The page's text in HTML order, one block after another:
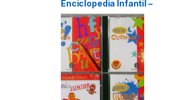
Pedagogía,Infantil,Informática
Informática y Tecnología
Interes General,Profesionales y
tecnicos
Enciclopedia Infantil –
Planeta